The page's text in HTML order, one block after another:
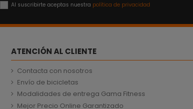
Al suscribirte aceptas nuestra política de privacidad
ATENCIÓN AL CLIENTE
Contacta con nosotros
Envío de bicicletas
Modalidades de entrega Gama Fitness
Mejor Precio Online Garantizado